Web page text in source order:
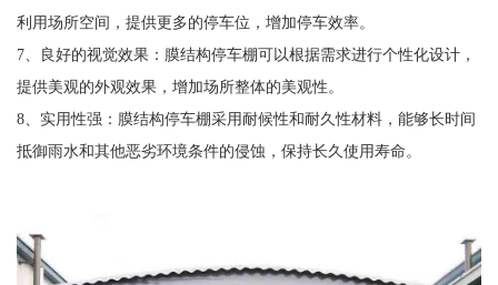
利用场所空间，提供更多的停车位，增加停车效率。
7、良好的视觉效果：膜结构停车棚可以根据需求进行个性化设计，
提供美观的外观效果，增加场所整体的美观性。
8、实用性强：膜结构停车棚采用耐候性和耐久性材料，能够长时间
抵御雨水和其他恶劣环境条件的侵蚀，保持长久使用寿命。